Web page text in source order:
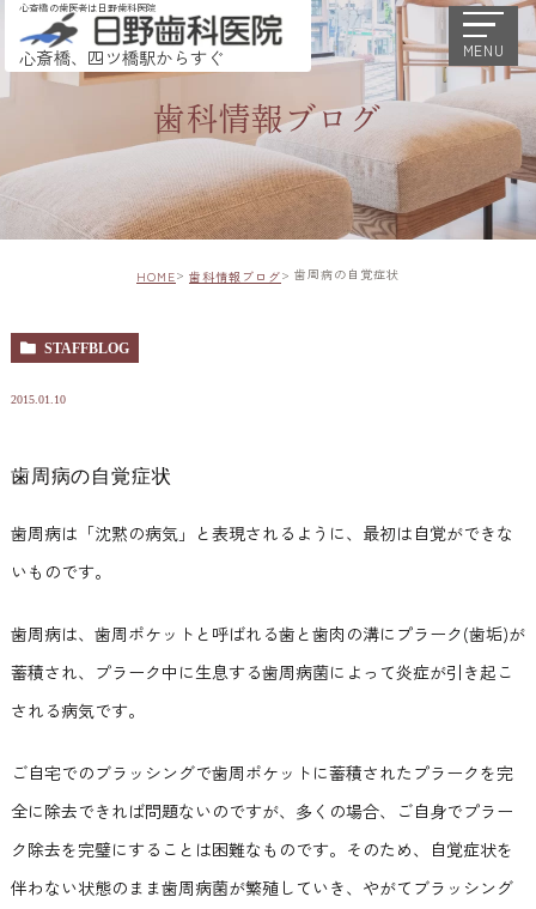
心斎橋の歯医者は日野歯科医院
心斎橋、四ツ橋駅からすぐ MENU
歯科情報ブログ
HOME 歯科情報ブログ 歯周病の自覚症状
STAFFBLOG
2015.01.10
歯周病の自覚症状
歯周病は「沈黙の病気」と表現されるように、最初は自覚ができな
いものです。
歯周病は、歯周ポケットと呼ばれる歯と歯肉の溝にプラーク(歯垢)が
蓄積され、プラーク中に生息する歯周病菌によって炎症が引き起こ
される病気です。
ご自宅でのブラッシングで歯周ポケットに蓄積されたプラークを完
全に除去できれば問題ないのですが、多くの場合、ご自身でプラー
ク除去を完璧にすることは困難なものです。そのため、自覚症状を
伴わない状態のまま歯周病菌が繁殖していき、やがてブラッシング